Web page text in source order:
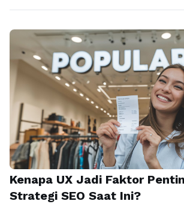
Kenapa UX Jadi Faktor
Strategi SEO Saat Ini?